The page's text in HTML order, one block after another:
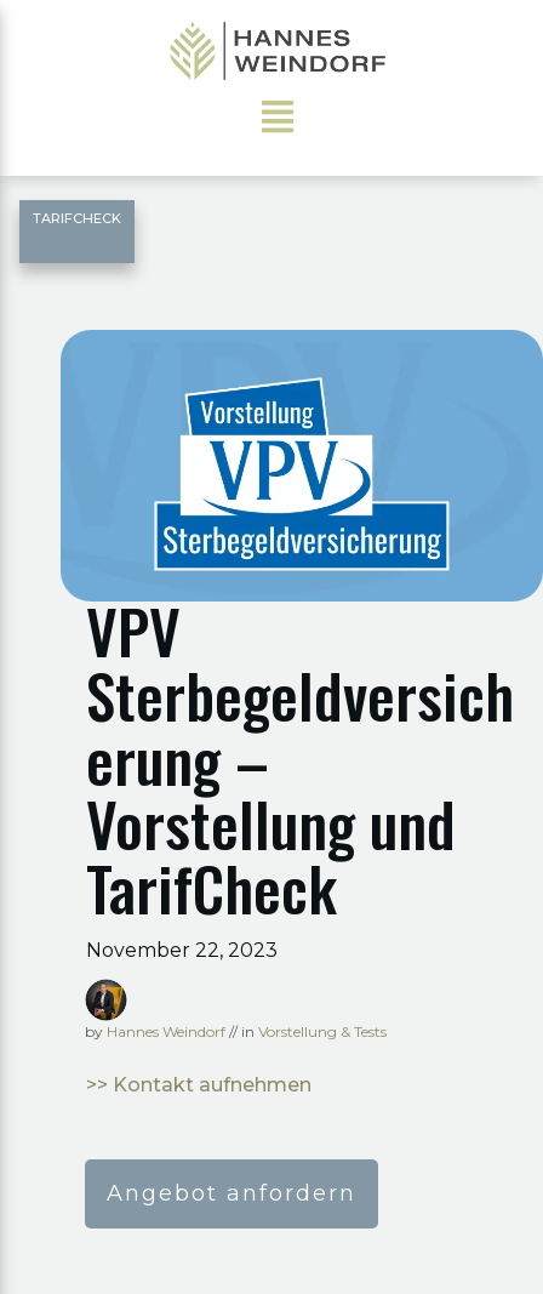
TARIFCHECK
VPV
Sterbegeldversich
erung –
Vorstellung und
TarifCheck
November 22, 2023
by Hannes Weindorf // in Vorstellung & Tests
>> Kontakt aufnehmen
Angebot anfordern